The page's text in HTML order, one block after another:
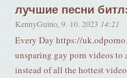
лучшие песни
KennyGuino ,9. 10. 2023 14:21
Every Day https://
unsparing gay porn videos to
instead of all the hottest